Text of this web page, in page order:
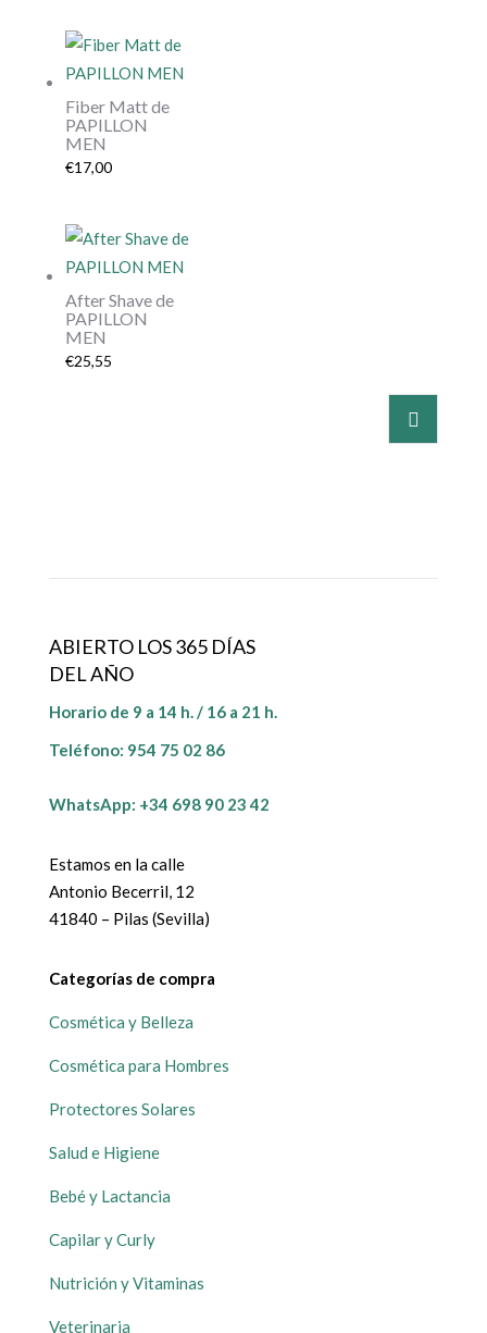
Fiber Matt de
PAPILLON
MEN
€17,00
After Shave de
PAPILLON
MEN
€25,55
ABIERTO LOS 365 DÍAS
DEL AÑO
Horario de 9 a 14 h. / 16 a 21 h.
Teléfono: 954 75 02 86
WhatsApp: +34 698 90 23 42
Estamos en la calle
Antonio Becerril, 12
41840 – Pilas (Sevilla)
Categorías de compra
Cosmética y Belleza
Cosmética para Hombres
Protectores Solares
Salud e Higiene
Bebé y Lactancia
Capilar y Curly
Nutrición y Vitaminas
Veterinaria